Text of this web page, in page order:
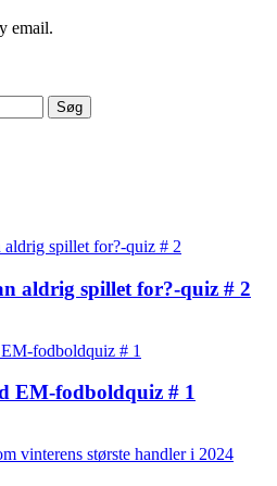
email.
aldrig spillet for?-quiz # 2
EM-fodboldquiz # 1